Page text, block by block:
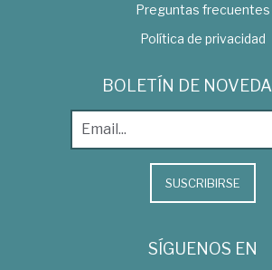
Preguntas frecuentes
Política de privacidad
BOLETÍN DE
SUSCRIBIRSE
SÍGUENOS EN